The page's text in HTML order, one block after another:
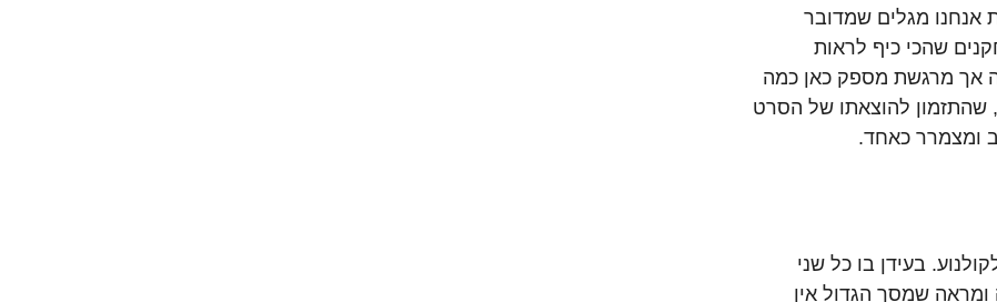
מגלים שמדובר
שהכי כיף לראות
אך מרגשת מספק כאן כמה
שהתזמון להוצאתו של הסרט
ומצמרר כאחד.
ניצחון גדול לקולנוע. בעידן בו כל שני
ומראה שמסך הגדול אין